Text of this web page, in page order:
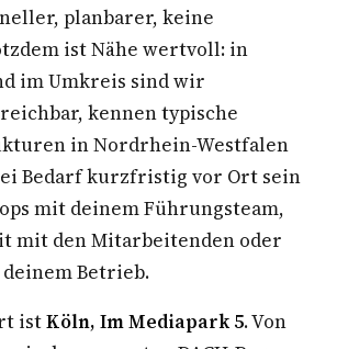
planbarer, keine
ist Nähe wertvoll: in
im Umkreis sind wir
kennen typische
in Nordrhein-Westfalen
Bedarf kurzfristig vor Ort sein
mit deinem Führungsteam,
mit den Mitarbeitenden oder
Betrieb.
istKöln, Im Mediapark 5. Von